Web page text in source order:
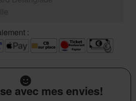
:
avec mes envies!